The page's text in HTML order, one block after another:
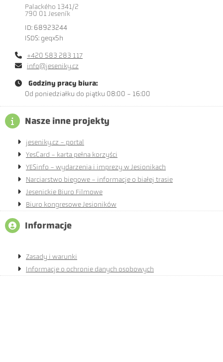
Palackého 1341/2
790 01 Jeseník
ID: 68923244
ISDS: geqx5h
+420 583 283 117
info@jeseniky.cz
Godziny pracy biura:
Od poniedziałku do piątku 08:00 - 16:00
Nasze inne projekty
jeseniky.cz - portal
YesCard - karta pełna korzyści
YESinfo - wydarzenia i imprezy w Jesionikach
Narciarstwo biegowe - informacje o białej trasie
Jesenickie Biuro Filmowe
Biuro kongresowe Jesioników
Informacje
Zasady i warunki
Informacje o ochronie danych osobowych